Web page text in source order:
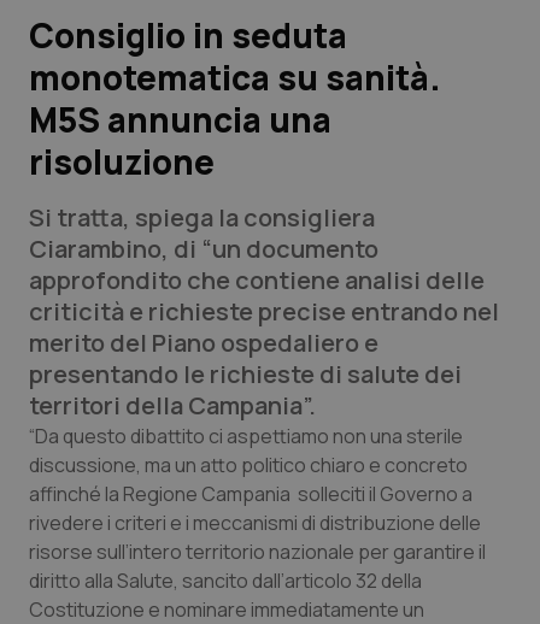
Lavoro e Professioni
Scienza e Farmaci
Studi e Analisi
Lettere al direttore
Edizioni Regionali
QS Pro
Professionisti Sanitari.AI
Abruzzo
Basilicata
Calabria
QS Pro Gold
Artrite & artrosi
Asma & BPCO
QS Club Newsletter
Consiglio in seduta
monotematica su sanità.
M5S annuncia una
risoluzione
Si tratta, spiega la consigliera
Ciarambino, di “un documento
approfondito che contiene analisi delle
criticità e richieste precise entrando nel
merito del Piano ospedaliero e
presentando le richieste di salute dei
territori della Campania”.
“Da questo dibattito ci aspettiamo non una sterile
discussione, ma un atto politico chiaro e concreto
affinché la Regione Campania solleciti il Governo a
rivedere i criteri e i meccanismi di distribuzione delle
risorse sull’intero territorio nazionale per garantire il
diritto alla Salute, sancito dall’articolo 32 della
Costituzione e nominare immediatamente un